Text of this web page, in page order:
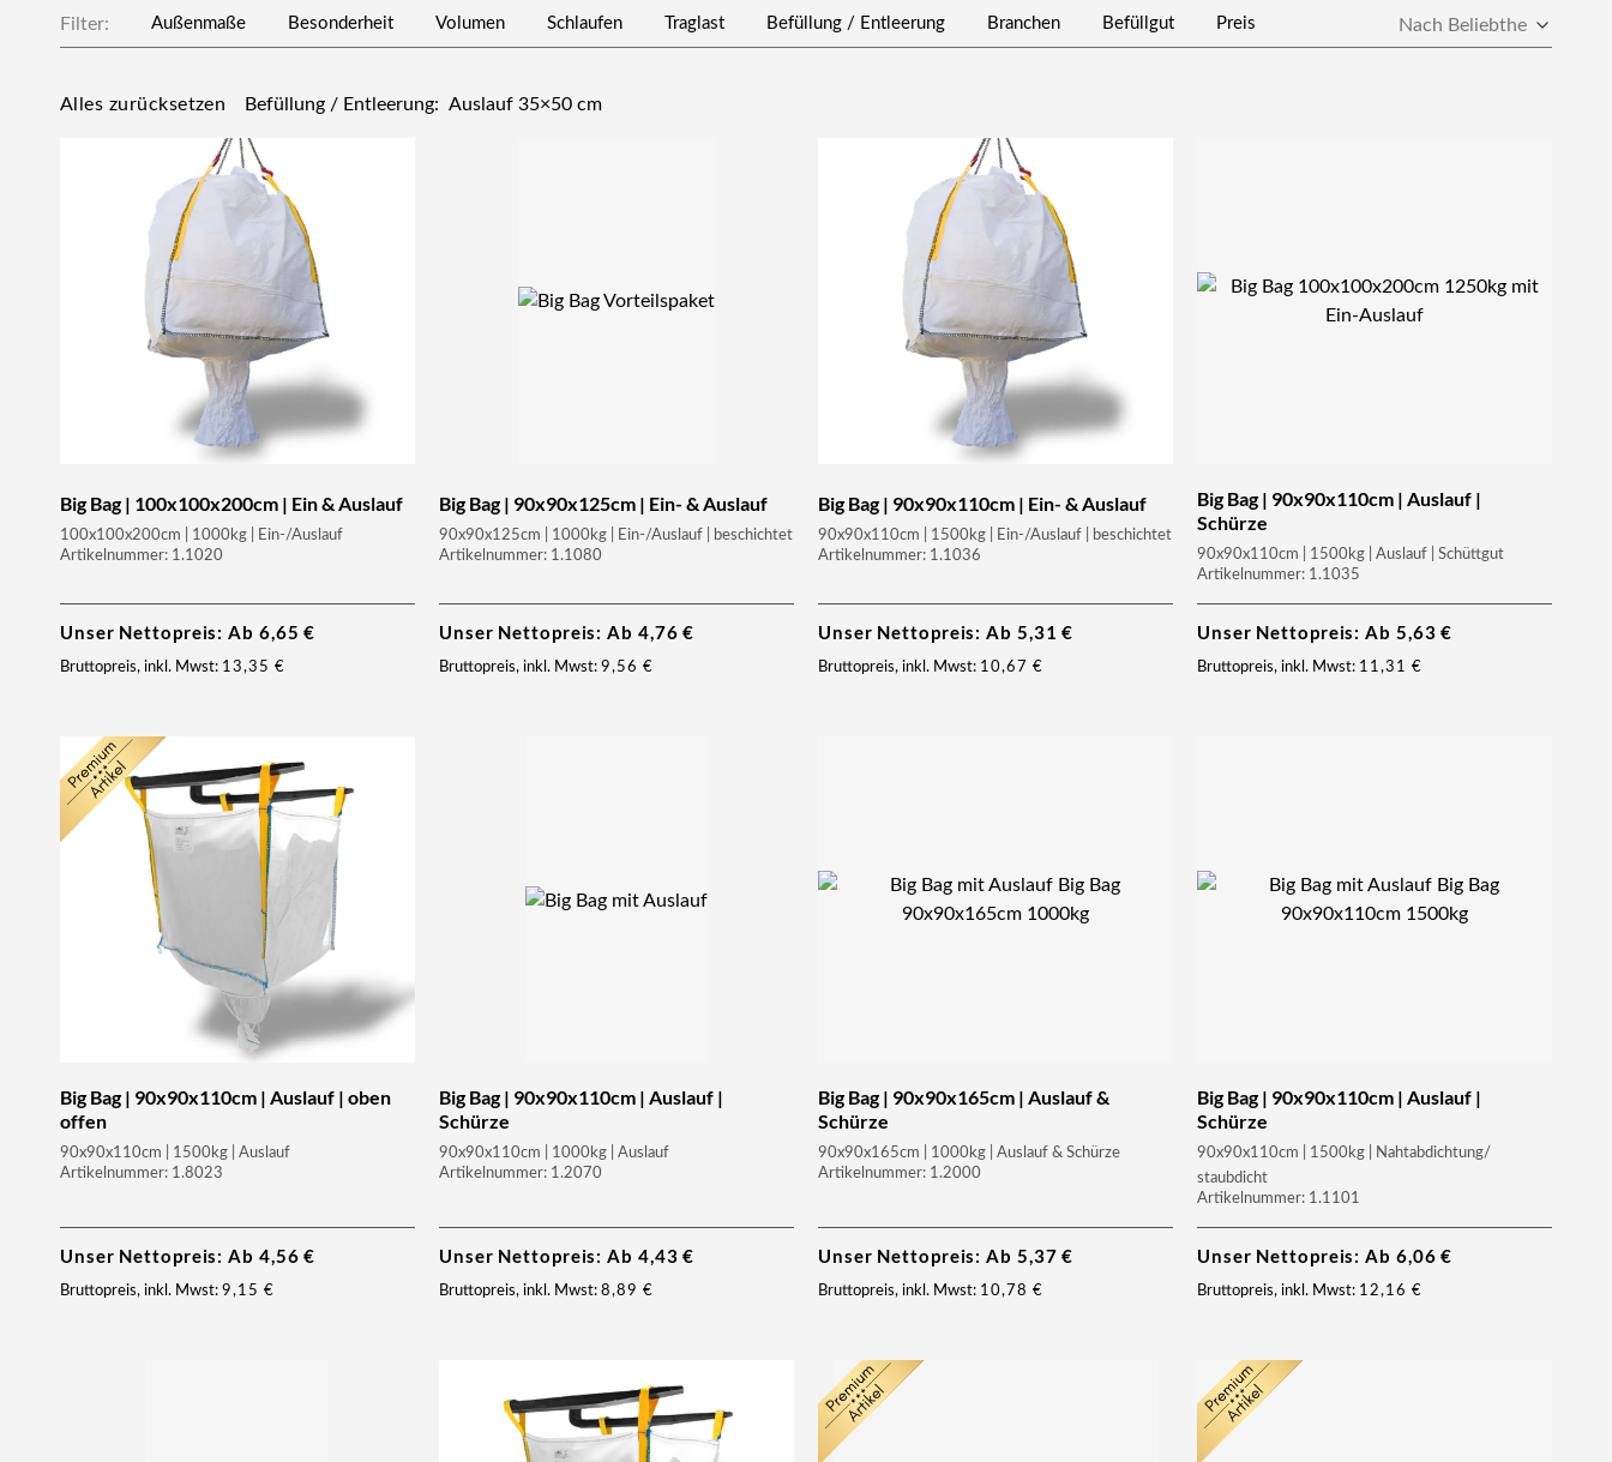
Filter: Außenmaße Besonderheit Volumen Schlaufen Traglast Befüllung / Entleerung Branchen Befüllgut Preis
Alles zurücksetzen Befüllung / Entleerung: Auslauf 35×50 cm
Big Bag | 100x100x200cm | Ein & Auslauf
100x100x200cm | 1000kg | Ein-/Auslauf
Artikelnummer: 1.1020
Unser Nettopreis: Ab 6,65€
Bruttopreis, inkl. Mwst: 13,35 €
Big Bag | 90x90x125cm | Ein- & Auslauf
90x90x125cm | 1000kg | Ein-/Auslauf | beschichtet
Artikelnummer: 1.1080
Unser Nettopreis: Ab 4,76€
Bruttopreis, inkl. Mwst: 9,56 €
Big Bag | 90x90x110cm | Ein- & Auslauf
90x90x110cm | 1500kg | Ein-/Auslauf | beschichtet
Artikelnummer: 1.1036
Unser Nettopreis: Ab 5,31€
Bruttopreis, inkl. Mwst: 10,67 €
Big Bag | 90x90x110cm | Auslauf |
Schürze
90x90x110cm | 1500kg | Auslauf | Schüttgut
Artikelnummer: 1.1035
Unser Nettopreis: Ab 5,63€
Bruttopreis, inkl. Mwst: 11,31 €
Big Bag | 90x90x110cm | Auslauf | oben
offen
90x90x110cm | 1500kg | Auslauf
Artikelnummer: 1.8023
Unser Nettopreis: Ab 4,56€
Bruttopreis, inkl. Mwst: 9,15 €
Big Bag | 90x90x110cm | Auslauf |
Schürze
90x90x110cm | 1000kg | Auslauf
Artikelnummer: 1.2070
Unser Nettopreis: Ab 4,43€
Bruttopreis, inkl. Mwst: 8,89 €
Big Bag | 90x90x165cm | Auslauf &
Schürze
90x90x165cm | 1000kg | Auslauf & Schürze
Artikelnummer: 1.2000
Unser Nettopreis: Ab 5,37€
Bruttopreis, inkl. Mwst: 10,78 €
Big Bag | 90x90x110cm | Auslauf |
Schürze
90x90x110cm | 1500kg | Nahtabdichtung/
staubdicht
Artikelnummer: 1.1101
Unser Nettopreis: Ab 6,06€
Bruttopreis, inkl. Mwst: 12,16 €